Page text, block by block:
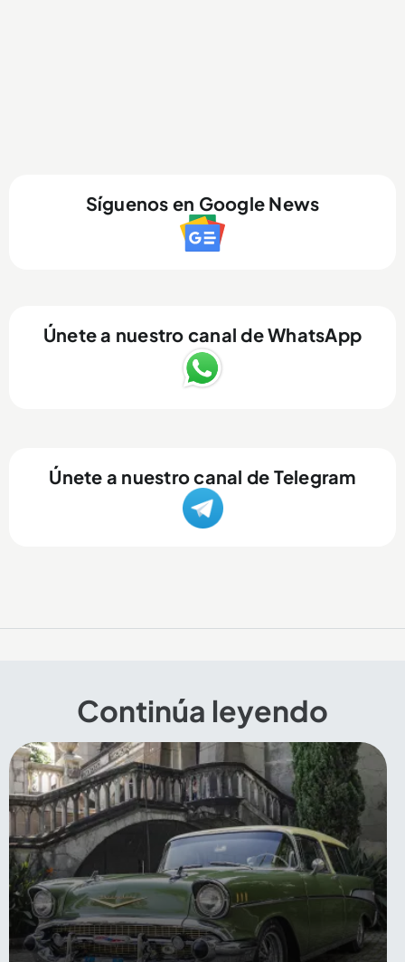
Síguenos en Google News
Únete a nuestro canal de WhatsApp
Únete a nuestro canal de Telegram
Continúa leyendo